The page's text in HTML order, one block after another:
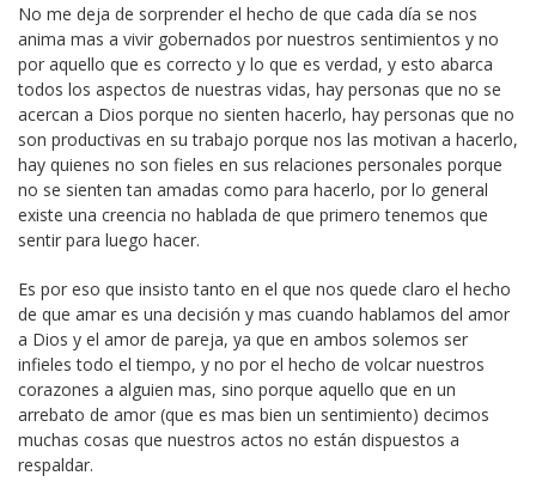
No me deja de sorprender el hecho de que cada día se nos
anima mas a vivir gobernados por nuestros sentimientos y no
por aquello que es correcto y lo que es verdad, y esto abarca
todos los aspectos de nuestras vidas, hay personas que no se
acercan a Dios porque no sienten hacerlo, hay personas que no
son productivas en su trabajo porque nos las motivan a hacerlo,
hay quienes no son fieles en sus relaciones personales porque
no se sienten tan amadas como para hacerlo, por lo general
existe una creencia no hablada de que primero tenemos que
sentir para luego hacer.
Es por eso que insisto tanto en el que nos quede claro el hecho
de que amar es una decisión y mas cuando hablamos del amor
a Dios y el amor de pareja, ya que en ambos solemos ser
infieles todo el tiempo, y no por el hecho de volcar nuestros
corazones a alguien mas, sino porque aquello que en un
arrebato de amor (que es mas bien un sentimiento) decimos
muchas cosas que nuestros actos no están dispuestos a
respaldar.